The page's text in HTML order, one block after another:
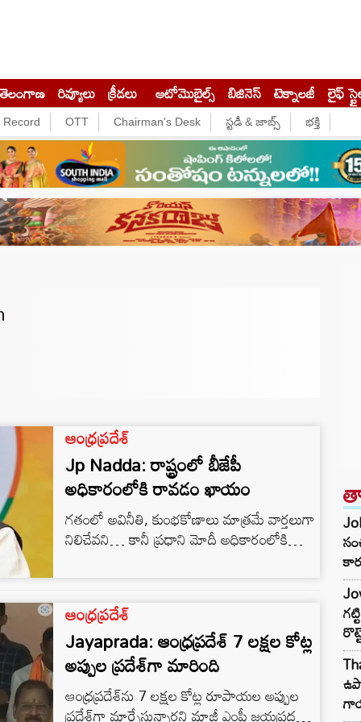
తెలంగాణ రివ్యూలు క్రీడలు ఆటోమొబైల్స్ బిజినెస్‌ టెక్నాలజీ లైఫ్
OTT Chairman's Desk స్టడీ & జాబ్స్ భక్తి
ఆంధ్రప్రదేశ్
Jp Nadda: రాష్ట్రంలో బీజేపీ
అధికారంలోకి రావడం ఖాయం
గతంలో అవినీతి, కుంభకోణాలు మాత్రమే వార్తలుగా
నిలిచేవని… కానీ ప్రధాని మోదీ అధికారంలోకి
ప్రభుత్వాన్ని సాగనంపేందుకు ప్రజలు సిద్ధంగా
ఉన్నారని ఆయన తెలిపారు. రాష్ట్రంలో భాజపా
అధికారంలోకి రావడం ఖాయమని ధీమా వ్యక్తం
చేశారు. రాజమహేంద్రవరంలోని ఆర్ట్స్ కళాశాల
మైదానంలో ఏర్పాటు చేసిన భాజపా గోదావరి గర్జన
సభకు నడ్డా ముఖ్య అతిథిగా విచ్చేసి ప్రసంగించారు.
ఆంధ్రప్రదేశ్
Jayaprada: ఆంధ్రప్రదేశ్ 7 లక్షల కోట్ల
అప్పుల ప్రదేశ్‌గా మారింది
ఆంధ్రప్రదేశ్‌ను 7 లక్షల కోట్ల రూపాయల అప్పుల
ప్రదేశ్‌గా మార్చేస్తున్నారని మాజీ ఎంపీ జయప్రద